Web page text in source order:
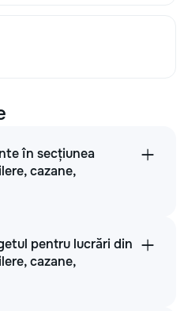
în secțiunea
cazane,
pentru lucrări din
cazane,